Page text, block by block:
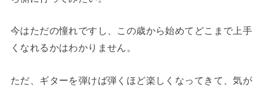
今はただの憧れですし、この歳から始めてどこまで上手
くなれるかはわかりません。
ただ、ギターを弾けば弾くほど楽しくなってきて、気が